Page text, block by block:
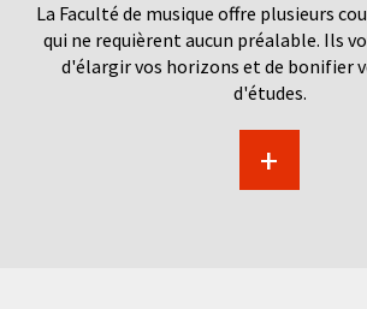
La Faculté de musique offre plusieurs
qui ne requièrent aucun préalable. Ils
d'élargir vos horizons et de bonifier
d'études.
+